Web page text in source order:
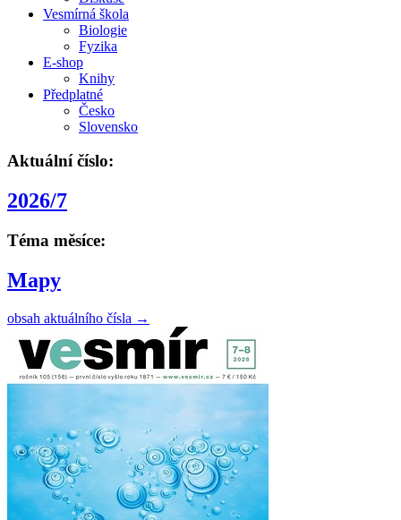
Vesmírná škola
Biologie
Fyzika
E-shop
Knihy
Předplatné
Česko
Slovensko
Aktuální číslo:
2026/7
Téma měsíce:
Mapy
obsah aktuálního čísla →